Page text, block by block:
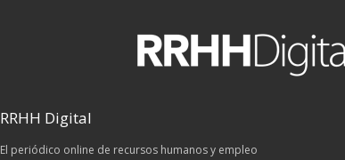
RRHH Digital
El periódico online de recursos humanos y empleo